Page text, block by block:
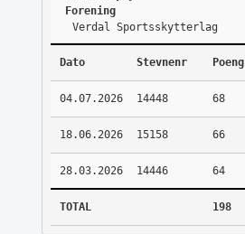
Forening
Verdal Sportsskytterlag
Dato Stevnenr Poeng
04.07.2026 14448 68
18.06.2026 15158 66
28.03.2026 14446 64
TOTAL 198